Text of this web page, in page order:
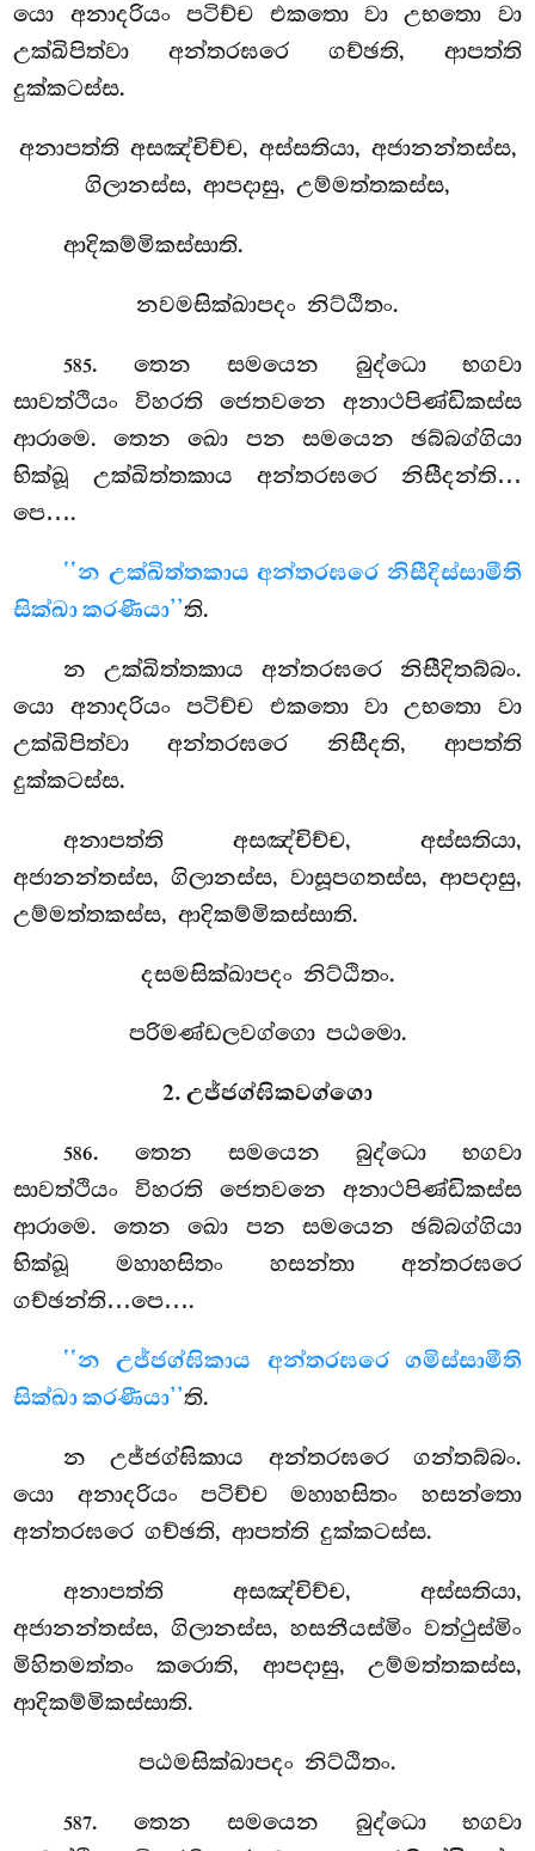
යො අනාදරියං පටිච්ච එකතො වා උභතො වා
උක්ඛිපිත්වා අන්තරඝරෙ ගච්ඡති, ආපත්ති
දුක්කටස්ස.
අනාපත්ති අසඤ්චිච්ච, අස්සතියා, අජානන්තස්ස,
ගිලානස්ස, ආපදාසු, උම්මත්තකස්ස,
ආදිකම්මිකස්සාති.
නවමසික්ඛාපදං නිට්ඨිතං.
585. තෙන සමයෙන බුද්ධො භගවා
සාවත්ථියං විහරති ජෙතවනෙ අනාථපිණ්ඩිකස්ස
ආරාමෙ. තෙන ඛො පන සමයෙන ඡබ්බග්ගියා
භික්ඛූ උක්ඛිත්තකාය අන්තරඝරෙ නිසීදන්ති…
පෙ….
‘‘න උක්ඛිත්තකාය අන්තරඝරෙ නිසීදිස්සාමීති
සික්ඛා කරණීයා’’ති.
න උක්ඛිත්තකාය අන්තරඝරෙ නිසීදිතබ්බං.
යො අනාදරියං පටිච්ච එකතො වා උභතො වා
උක්ඛිපිත්වා අන්තරඝරෙ නිසීදති, ආපත්ති
දුක්කටස්ස.
අනාපත්ති අසඤ්චිච්ච, අස්සතියා,
අජානන්තස්ස, ගිලානස්ස, වාසූපගතස්ස, ආපදාසු,
උම්මත්තකස්ස, ආදිකම්මිකස්සාති.
දසමසික්ඛාපදං නිට්ඨිතං.
පරිමණ්ඩලවග්ගො පඨමො.
2. උජ්ජග්ඝිකවග්ගො
586. තෙන සමයෙන බුද්ධො භගවා
සාවත්ථියං විහරති ජෙතවනෙ අනාථපිණ්ඩිකස්ස
ආරාමෙ. තෙන ඛො පන සමයෙන ඡබ්බග්ගියා
භික්ඛූ මහාහසිතං හසන්තා අන්තරඝරෙ
ගච්ඡන්ති…පෙ….
‘‘න උජ්ජග්ඝිකාය අන්තරඝරෙ ගමිස්සාමීති
සික්ඛා කරණීයා’’ති.
න උජ්ජග්ඝිකාය අන්තරඝරෙ ගන්තබ්බං.
යො අනාදරියං පටිච්ච මහාහසිතං හසන්තො
අන්තරඝරෙ ගච්ඡති, ආපත්ති දුක්කටස්ස.
අනාපත්ති අසඤ්චිච්ච, අස්සතියා,
අජානන්තස්ස, ගිලානස්ස, හසනීයස්මිං වත්ථුස්මිං
මිහිතමත්තං කරොති, ආපදාසු, උම්මත්තකස්ස,
ආදිකම්මිකස්සාති.
පඨමසික්ඛාපදං නිට්ඨිතං.
587. තෙන සමයෙන බුද්ධො භගවා